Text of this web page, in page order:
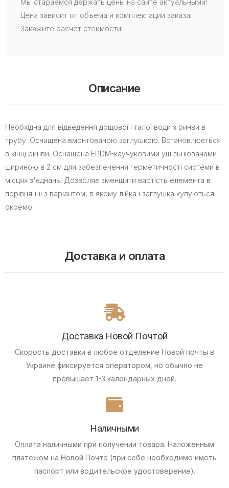
Мы стараемся держать цены на сайте актуальными!
Цена зависит от объема и комплектации заказа.
Закажите расчёт стоимости!
Описание
Необхідна для відведення дощової і талої води з ринви в
трубу. Оснащена вмонтованою заглушкою. Встановлюється
в кінці ринви. Оснащена EPDM-каучуковими ущільнювачами
шириною в 2 см для забезпечення герметичності системи в
місцях з'єднань. Дозволяє зменшити вартість елемента в
порівнянні з варіантом, в якому лійка і заглушка купуються
окремо.
Доставка и оплата
Доставка Новой Почтой
Скорость доставки в любое отделение Новой почты в
Украине фиксируется оператором, но обычно не
превышает 1-3 календарных дней.
Наличными
Оплата наличными при получении товара. Наложенным
платежом на Новой Почте (при себе необходимо иметь
паспорт или водительское удостоверение).